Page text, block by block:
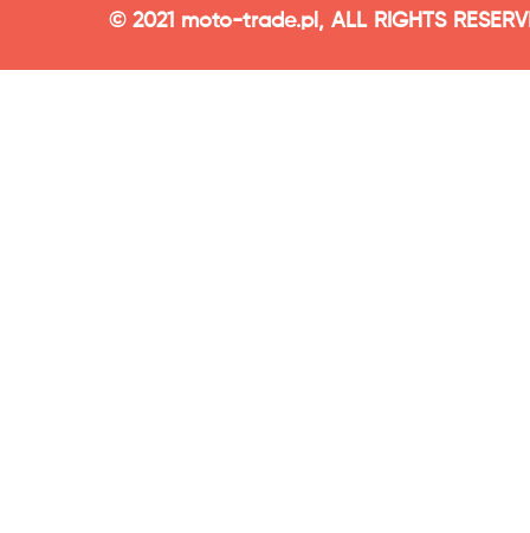
© 2021 moto-trade.pl, ALL RIGHTS